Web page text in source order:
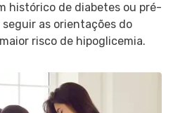
histórico de diabetes ou pré-
as orientações do
risco de hipoglicemia.